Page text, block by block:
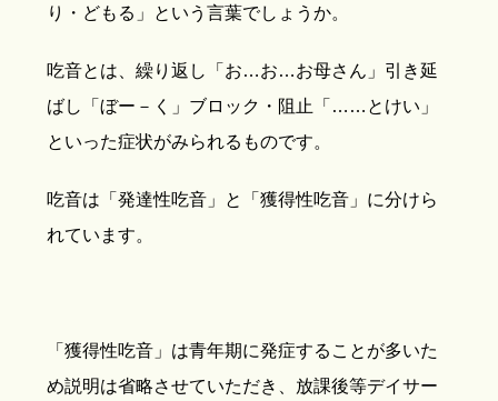
り・どもる」という言葉でしょうか。
吃音とは、繰り返し「お…お…お母さん」引き延
ばし「ぼー－く」ブロック・阻止「……とけい」
といった症状がみられるものです。
吃音は「発達性吃音」と「獲得性吃音」に分けら
れています。
「獲得性吃音」は青年期に発症することが多いた
め説明は省略させていただき、放課後等デイサー